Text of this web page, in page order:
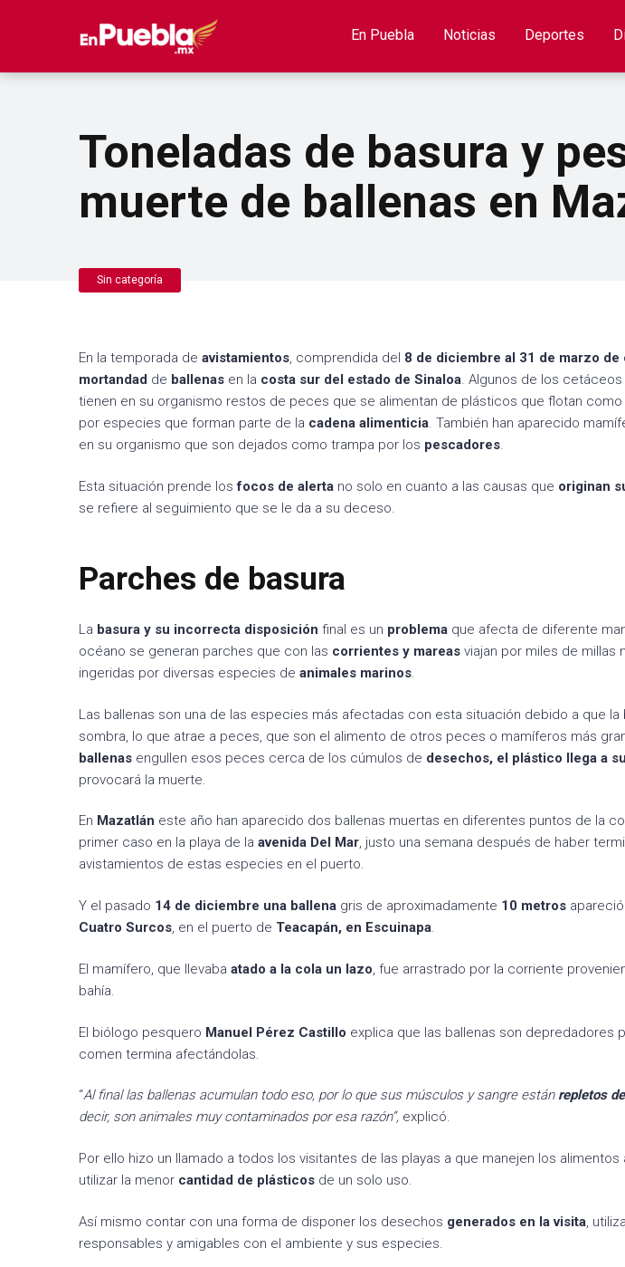
En Puebla Noticias Deportes
Toneladas de basura y
muerte de ballenas en
Sin categoría
En la temporada de avistamientos, comprendida del 8 de diciembre al 31 de marzo de
mortandad de ballenas en la costa sur del estado de Sinaloa. Algunos de los cetáceos
tienen en su organismo restos de peces que se alimentan de plásticos que flotan
por especies que forman parte de la cadena alimenticia. También han aparecido
en su organismo que son dejados como trampa por los pescadores.
Esta situación prende losfocos de alerta no solo en cuanto a las causas que originan
se refiere al seguimiento que se le da a su deceso.
Parches de basura
La basura y su incorrecta disposición final es un problema que afecta de diferente
océano se generan parches que con las corrientes y mareas viajan por miles de millas
ingeridas por diversas especies de animales marinos.
Las ballenas son una de las especies más afectadas con esta situación debido a que
sombra, lo que atrae a peces, que son el alimento de otros peces o mamíferos más
ballenas engullen esos peces cerca de los cúmulos de desechos, el plástico llega a
provocará la muerte.
En Mazatlán este año han aparecido dos ballenas muertas en diferentes puntos de la
primer caso en la playa de la avenida Del Mar, justo una semana después de haber
avistamientos de estas especies en el puerto.
Y el pasado 14 de diciembre una ballena gris de aproximadamente 10 metros
Cuatro Surcos, en el puerto de Teacapán, en Escuinapa.
El mamífero, que llevaba atado a la cola un lazo, fue arrastrado por la corriente
bahía.
El biólogo pesquero Manuel Pérez Castillo explica que las ballenas son depredadores
comen termina afectándolas.
“Al final las ballenas acumulan todo eso, por lo que sus músculos y sangre están repletos
decir, son animales muy contaminados por esa razón”, explicó.
Por ello hizo un llamado a todos los visitantes de las playas a que manejen los
utilizar la menor cantidad de plásticos de un solo uso.
Así mismo contar con una forma de disponer los desechos generados en la visita,
responsables y amigables con el ambiente y sus especies.